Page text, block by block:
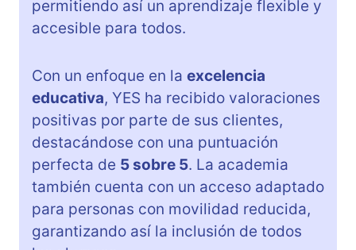
permitiendo así un aprendizaje flexible y
accesible para todos.
Con un enfoque en la excelencia
educativa, YES ha recibido valoraciones
positivas por parte de sus clientes,
destacándose con una puntuación
perfecta de 5 sobre 5. La academia
también cuenta con un acceso adaptado
para personas con movilidad reducida,
garantizando así la inclusión de todos